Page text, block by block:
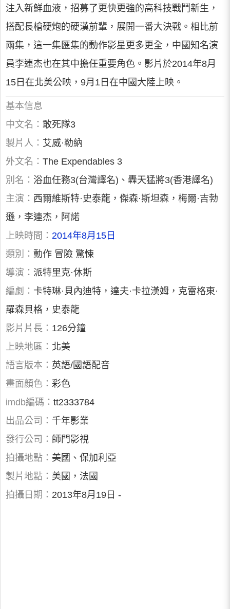
注入新鮮血液，招募了更快更強的高科技戰鬥新生，
搭配長槍硬炮的硬漢前輩，展開一番大決戰。相比前
兩集，這一集匯集的動作影星更多更全，中國知名演
員李連杰也在其中擔任重要角色。影片於2014年8月
15日在北美公映，9月1日在中國大陸上映。
基本信息
中文名： 敢死隊3
製片人： 艾威·勒納
外文名： The Expendables 3
別名： 浴血任務3(台灣譯名)、轟天猛將3(香港譯名)
主演： 西爾維斯特·史泰龍，傑森·斯坦森，梅爾·吉勃
遜，李連杰，阿諾
上映時間： 2014年8月15日
類別： 動作 冒險 驚悚
導演： 派特里克·休斯
編劇： 卡特琳·貝內迪特，達夫·卡拉漢姆，克雷格東·
羅森貝格，史泰龍
影片片長： 126分鐘
上映地區： 北美
語言版本： 英語/國語配音
畫面顏色： 彩色
imdb編碼： tt2333784
出品公司： 千年影業
發行公司： 師門影視
拍攝地點： 美國、保加利亞
製片地點： 美國，法國
拍攝日期： 2013年8月19日 -